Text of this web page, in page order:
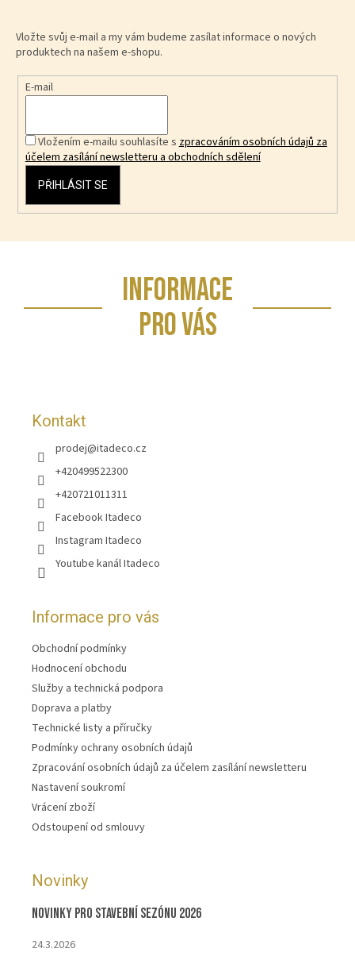
Vložte svůj e-mail a my vám budeme zasílat informace o nových
produktech na našem e-shopu.
E-mail
Vložením e-mailu souhlasíte s zpracováním osobních údajů za
účelem zasílání newsletteru a obchodních sdělení
PŘIHLÁSIT SE
INFORMACE
PRO VÁS
Kontakt
prodej@itadeco.cz
+420499522300
+420721011311
Facebook Itadeco
Instagram Itadeco
Youtube kanál Itadeco
Informace pro vás
Obchodní podmínky
Hodnocení obchodu
Služby a technická podpora
Doprava a platby
Technické listy a příručky
Podmínky ochrany osobních údajů
Zpracování osobních údajů za účelem zasílání newsletteru
Nastavení soukromí
Vrácení zboží
Odstoupení od smlouvy
Novinky
Novinky pro stavební sezónu 2026
24.3.2026